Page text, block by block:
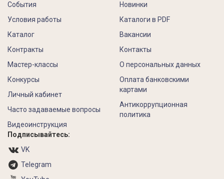
События
Условия работы
Каталог
Контракты
Новинки
Каталоги в PDF
Вакансии
Контакты
Мастер-классы
Конкурсы
Личный кабинет
Часто задаваемые вопросы
Видеоинструкция
О персональных данных
Оплата банковскими
картами
Антикоррупционная
политика
Подписывайтесь:
VK
Telegram